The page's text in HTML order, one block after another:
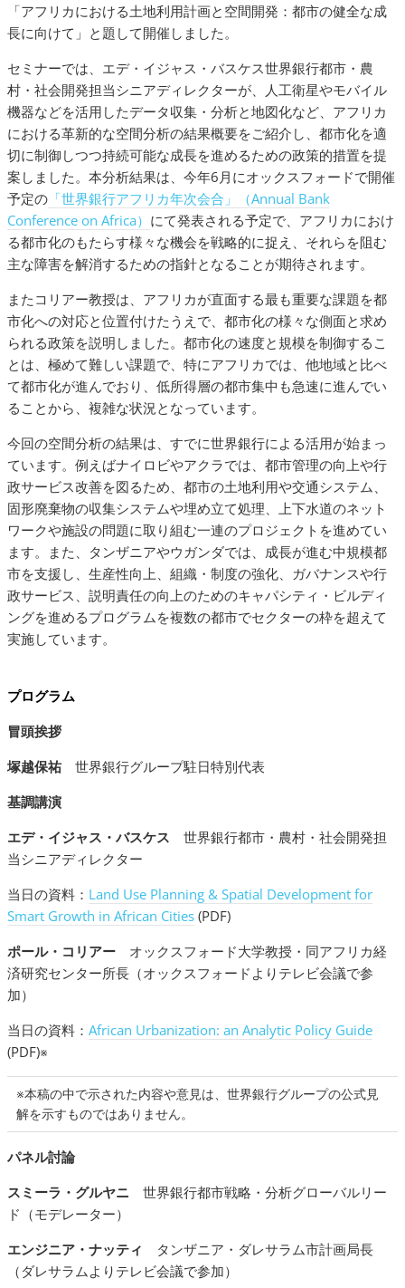
「アフリカにおける土地利用計画と空間開発：都市の健全な成
長に向けて」と題して開催しました。
セミナーでは、エデ・イジャス・バスケス世界銀行都市・農
村・社会開発担当シニアディレクターが、人工衛星やモバイル
機器などを活用したデータ収集・分析と地図化など、アフリカ
における革新的な空間分析の結果概要をご紹介し、都市化を適
切に制御しつつ持続可能な成長を進めるための政策的措置を提
案しました。本分析結果は、今年6月にオックスフォードで開催
予定の 「世界銀行アフリカ年次会合」（Annual Bank
Conference on Africa） にて発表される予定で、アフリカにおけ
る都市化のもたらす様々な機会を戦略的に捉え、それらを阻む
主な障害を解消するための指針となることが期待されます。
またコリアー教授は、アフリカが直面する最も重要な課題を都
市化への対応と位置付けたうえで、都市化の様々な側面と求め
られる政策を説明しました。都市化の速度と規模を制御するこ
とは、極めて難しい課題で、特にアフリカでは、他地域と比べ
て都市化が進んでおり、低所得層の都市集中も急速に進んでい
ることから、複雑な状況となっています。
今回の空間分析の結果は、すでに世界銀行による活用が始まっ
ています。例えばナイロビやアクラでは、都市管理の向上や行
政サービス改善を図るため、都市の土地利用や交通システム、
固形廃棄物の収集システムや埋め立て処理、上下水道のネット
ワークや施設の問題に取り組む一連のプロジェクトを進めてい
ます。また、タンザニアやウガンダでは、成長が進む中規模都
市を支援し、生産性向上、組織・制度の強化、ガバナンスや行
政サービス、説明責任の向上のためのキャパシティ・ビルディ
ングを進めるプログラムを複数の都市でセクターの枠を超えて
実施しています。
プログラム
冒頭挨拶
塚越保祐 世界銀行グループ駐日特別代表
基調講演
エデ・イジャス・バスケス 世界銀行都市・農村・社会開発担
当シニアディレクター
当日の資料： Land Use Planning & Spatial Development for
Smart Growth in African Cities (PDF)
ポール・コリアー オックスフォード大学教授・同アフリカ経
済研究センター所長（オックスフォードよりテレビ会議で参
加）
当日の資料： African Urbanization: an Analytic Policy Guide
(PDF)※
※本稿の中で示された内容や意見は、世界銀行グループの公式見
解を示すものではありません。
パネル討論
スミーラ・グルヤニ 世界銀行都市戦略・分析グローバルリー
ド（モデレーター）
エンジニア・ナッティ タンザニア・ダレサラム市計画局長
（ダレサラムよりテレビ会議で参加）